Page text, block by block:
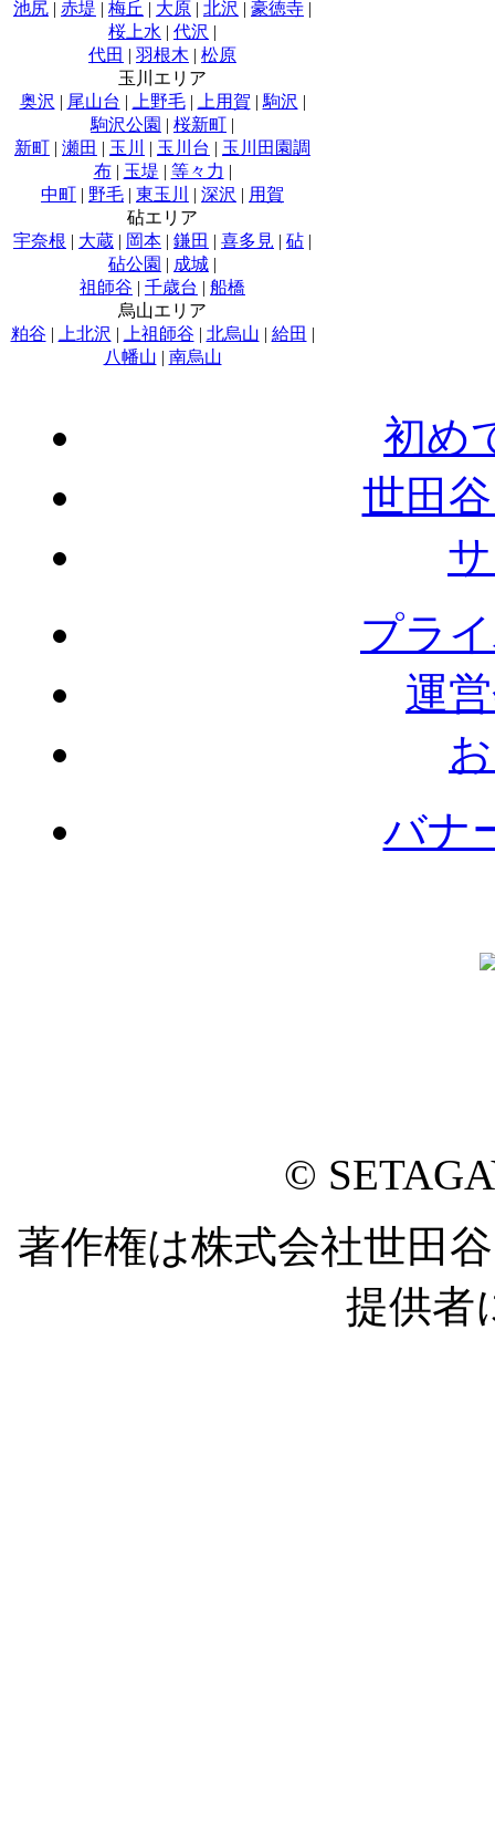
池尻 | 赤堤 | 梅丘 | 大原 | 北沢 | 豪徳寺 |
桜上水 | 代沢 |
代田 | 羽根木 | 松原
玉川エリア
奥沢 | 尾山台 | 上野毛| 上用賀 | 駒沢 |
駒沢公園 | 桜新町 |
新町 | 瀬田 | 玉川 | 玉川台 | 玉川田園調
布| 玉堤 | 等々力 |
中町 | 野毛 | 東玉川 | 深沢 | 用賀
砧エリア
宇奈根 | 大蔵 | 岡本 | 鎌田 | 喜多見 | 砧 |
砧公園 | 成城 |
祖師谷 | 千歳台 | 船橋
烏山エリア
粕谷 | 上北沢 | 上祖師谷 | 北烏山 | 給田 |
八幡山 | 南烏山
初め
世田
プラ
運
バナ
©
著作権は株式会社世田
提供者